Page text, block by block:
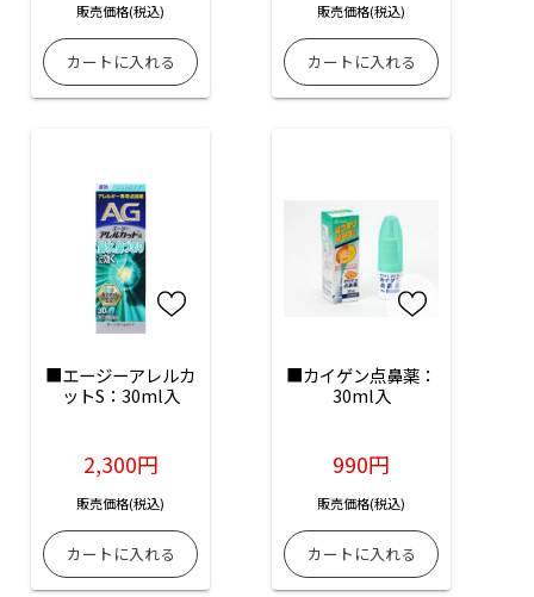
販売価格(税込) 販売価格(税込)
■エージーアレルカ
ットS：30ml入
2,300円
販売価格(税込)
■カイゲン点鼻薬：
30ml入
990円
販売価格(税込)